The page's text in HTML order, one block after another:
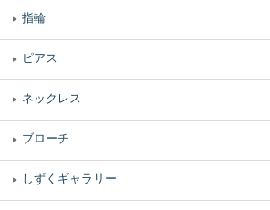
指輪
ピアス
ネックレス
ブローチ
しずくギャラリー